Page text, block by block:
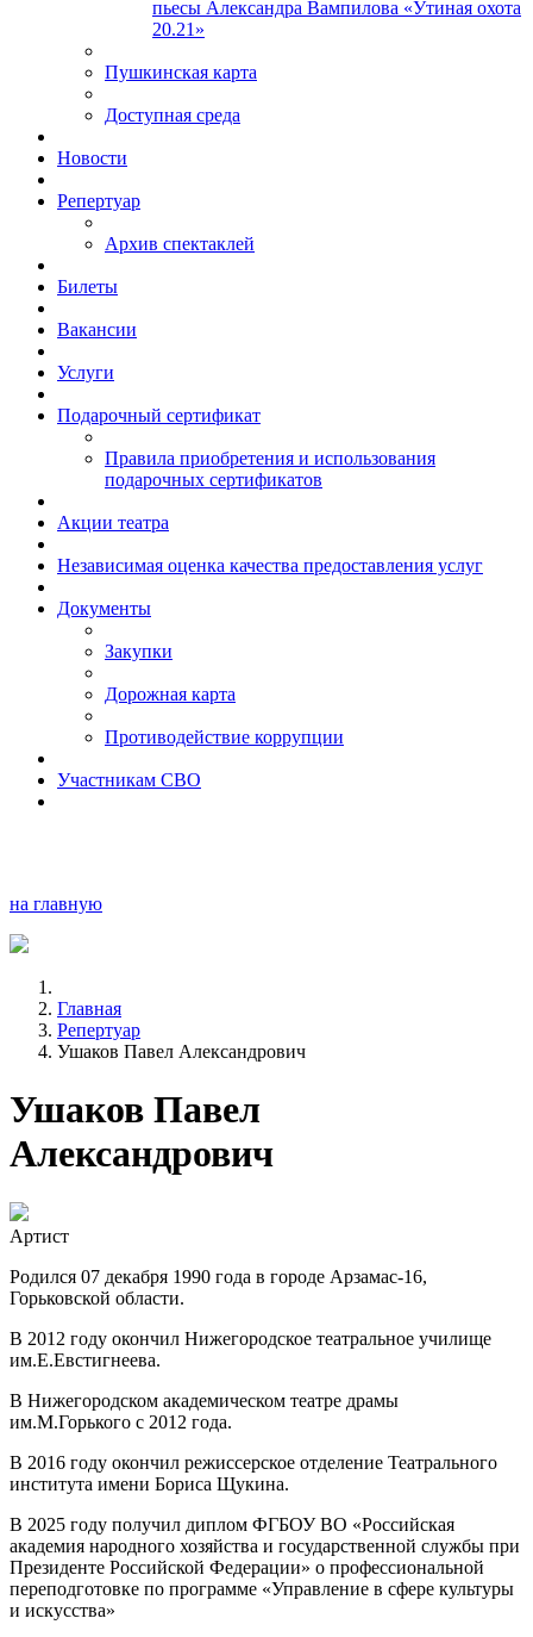
пьесы Александра Вампилова «Утиная охота
20.21»
Пушкинская карта
Доступная среда
Новости
Репертуар
Архив спектаклей
Билеты
Вакансии
Услуги
Подарочный сертификат
Правила приобретения и использования
подарочных сертификатов
Акции театра
Независимая оценка качества предоставления услуг
Документы
Закупки
Дорожная карта
Противодействие коррупции
Участникам СВО
на главную
Главная
Репертуар
Ушаков Павел Александрович
Ушаков Павел
Александрович
Артист
Родился 07 декабря 1990 года в городе Арзамас-16,
Горьковской области.
В 2012 году окончил Нижегородское театральное училище
им.Е.Евстигнеева.
В Нижегородском академическом театре драмы
им.М.Горького с 2012 года.
В 2016 году окончил режиссерское отделение Театрального
института имени Бориса Щукина.
В 2025 году получил диплом ФГБОУ ВО «Российская
академия народного хозяйства и государственной службы при
Президенте Российской Федерации» о профессиональной
переподготовке по программе «Управление в сфере культуры
и искусства»